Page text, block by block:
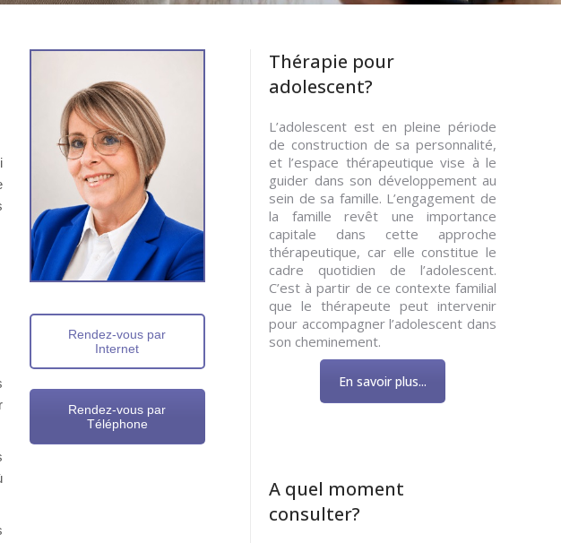
Rendez-vous par
Internet
Rendez-vous par
Téléphone
Thérapie pour
adolescent?
L’adolescent est en pleine période
de construction de sa personnalité,
et l’espace thérapeutique vise à le
guider dans son développement au
sein de sa famille. L’engagement de
la famille revêt une importance
capitale dans cette approche
thérapeutique, car elle constitue le
cadre quotidien de l’adolescent.
C’est à partir de ce contexte familial
que le thérapeute peut intervenir
pour accompagner l’adolescent dans
son cheminement.
En savoir plus...
A quel moment
consulter?